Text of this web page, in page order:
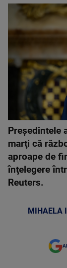
Preşedintele
marţi că
aproape de
înţelegere
Reuters.
MIHAELA